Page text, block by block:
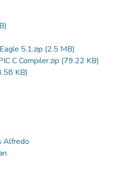
5.1.zip (2.5 MB)
C Compiler.zip (79.22 KB)
KB)
Alfredo